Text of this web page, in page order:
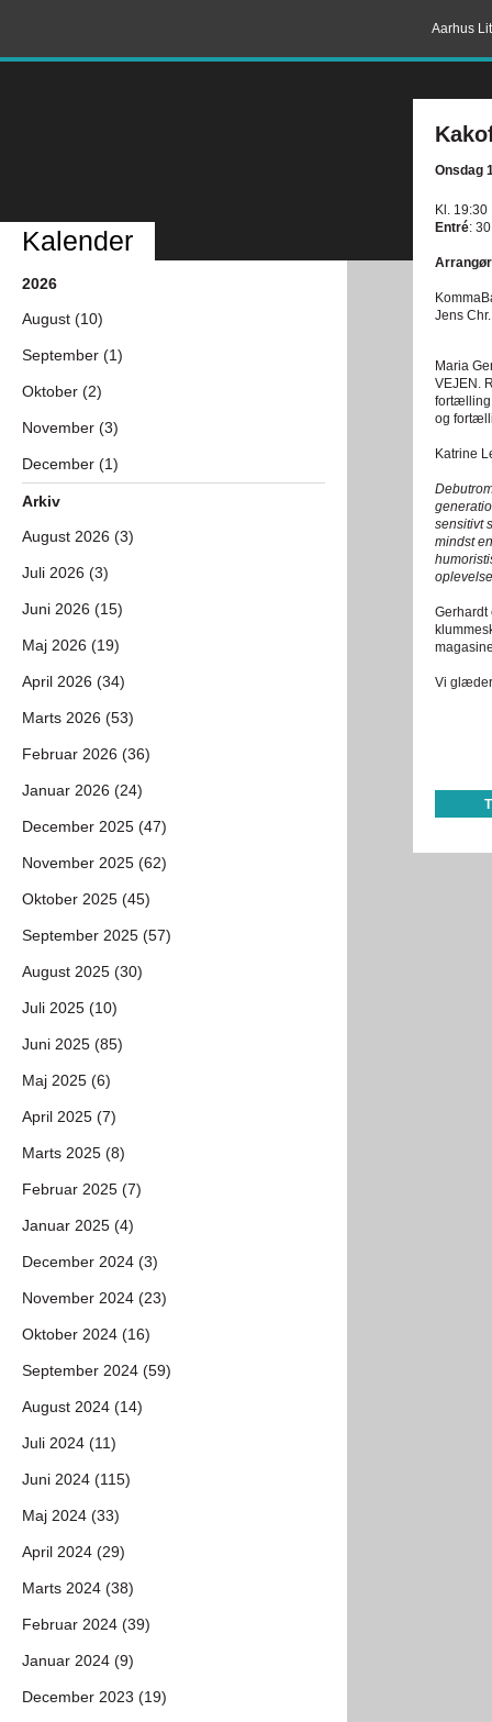
Aarhus
Onsdag
Kl. 19:30
Entré:
Jens
Maria
VEJEN.
fortælling
og
Katrine
sensitivt
mindst
Gerhardt
Vi
Kalender
2026
August (10)
September (1)
Oktober (2)
November (3)
December (1)
Arkiv
August 2026 (3)
Juli 2026 (3)
Juni 2026 (15)
Maj 2026 (19)
April 2026 (34)
Marts 2026 (53)
Februar 2026 (36)
Januar 2026 (24)
December 2025 (47)
November 2025 (62)
Oktober 2025 (45)
September 2025 (57)
August 2025 (30)
Juli 2025 (10)
Juni 2025 (85)
Maj 2025 (6)
April 2025 (7)
Marts 2025 (8)
Februar 2025 (7)
Januar 2025 (4)
December 2024 (3)
November 2024 (23)
Oktober 2024 (16)
September 2024 (59)
August 2024 (14)
Juli 2024 (11)
Juni 2024 (115)
Maj 2024 (33)
April 2024 (29)
Marts 2024 (38)
Februar 2024 (39)
Januar 2024 (9)
December 2023 (19)